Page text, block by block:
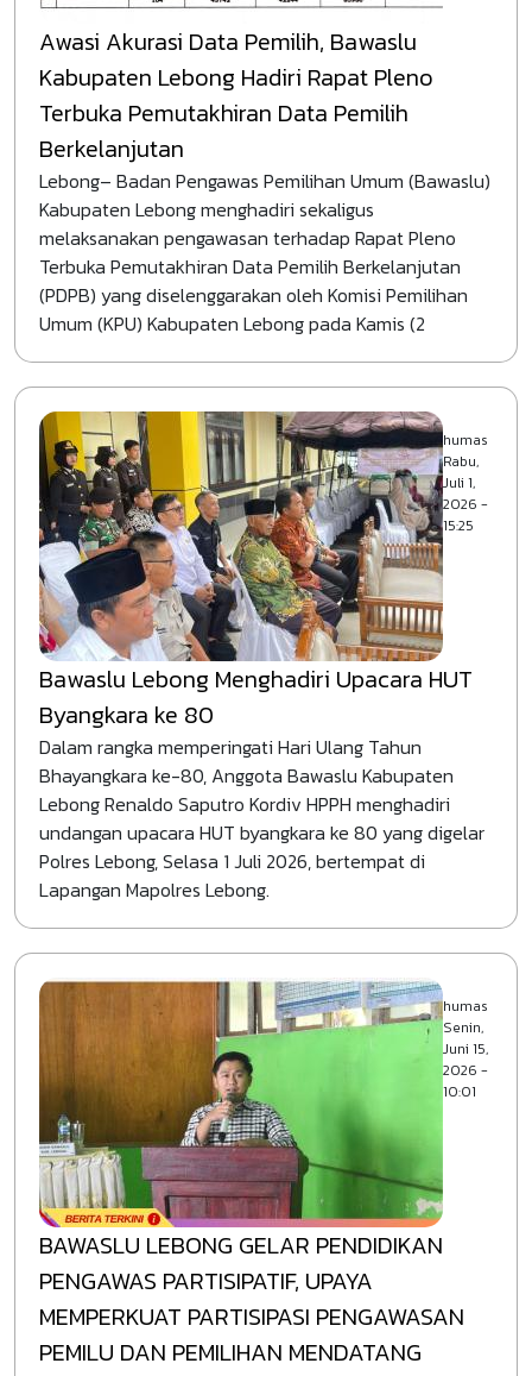
Awasi Akurasi Data Pemilih, Bawaslu
Kabupaten Lebong Hadiri Rapat Pleno
Terbuka Pemutakhiran Data Pemilih
Berkelanjutan
Lebong– Badan Pengawas Pemilihan Umum (Bawaslu)
Kabupaten Lebong menghadiri sekaligus
melaksanakan pengawasan terhadap Rapat Pleno
Terbuka Pemutakhiran Data Pemilih Berkelanjutan
(PDPB) yang diselenggarakan oleh Komisi Pemilihan
Umum (KPU) Kabupaten Lebong pada Kamis (2
humas
Rabu,
Juli 1,
2026 -
15:25
Bawaslu Lebong Menghadiri Upacara HUT
Byangkara ke 80
Dalam rangka memperingati Hari Ulang Tahun
Bhayangkara ke-80, Anggota Bawaslu Kabupaten
Lebong Renaldo Saputro Kordiv HPPH menghadiri
undangan upacara HUT byangkara ke 80 yang digelar
Polres Lebong, Selasa 1 Juli 2026, bertempat di
Lapangan Mapolres Lebong.
humas
Senin,
Juni 15,
2026 -
10:01
BAWASLU LEBONG GELAR PENDIDIKAN
PENGAWAS PARTISIPATIF, UPAYA
MEMPERKUAT PARTISIPASI PENGAWASAN
PEMILU DAN PEMILIHAN MENDATANG